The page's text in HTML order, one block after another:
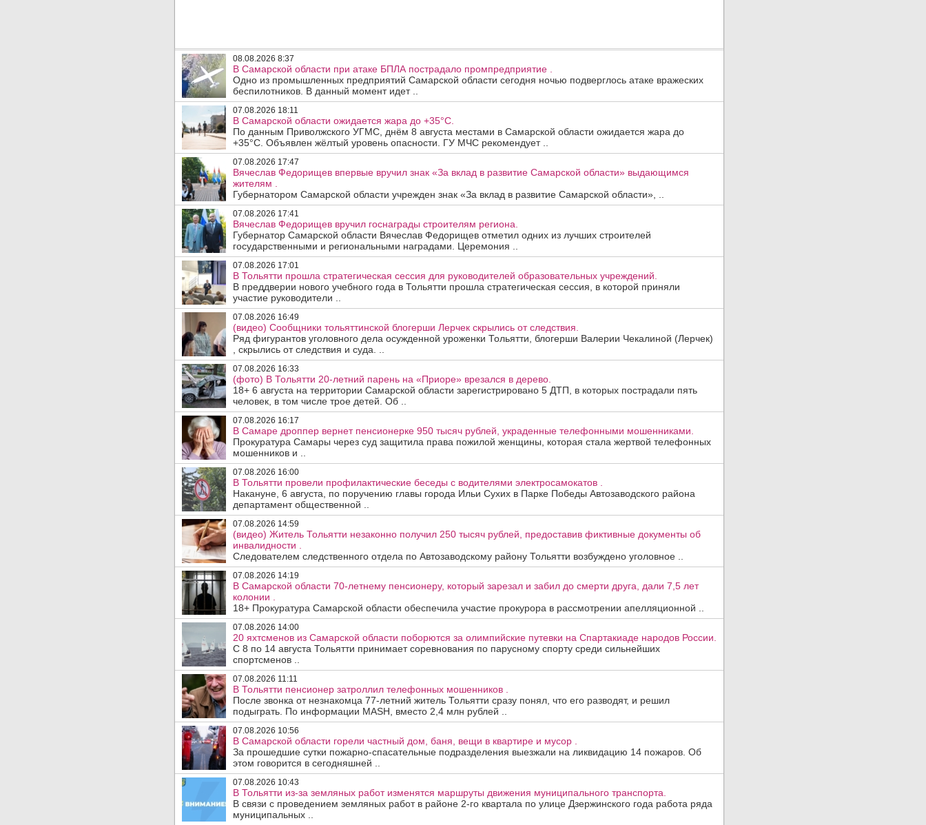
08.08.2026 8:37
В Самарской области при атаке БПЛА пострадало промпредприятие .
Одно из промышленных предприятий Самарской области сегодня ночью подверглось атаке вражеских
беспилотников. В данный момент идет ..
07.08.2026 18:11
В Самарской области ожидается жара до +35°C.
По данным Приволжского УГМС, днём 8 августа местами в Самарской области ожидается жара до
+35°C. Объявлен жёлтый уровень опасности. ГУ МЧС рекомендует ..
07.08.2026 17:47
Вячеслав Федорищев впервые вручил знак «За вклад в развитие Самарской области» выдающимся
жителям .
Губернатором Самарской области учрежден знак «За вклад в развитие Самарской области», ..
07.08.2026 17:41
Вячеслав Федорищев вручил госнаграды строителям региона.
Губернатор Самарской области Вячеслав Федорищев отметил одних из лучших строителей
государственными и региональными наградами. Церемония ..
07.08.2026 17:01
В Тольятти прошла стратегическая сессия для руководителей образовательных учреждений.
В преддверии нового учебного года в Тольятти прошла стратегическая сессия, в которой приняли
участие руководители ..
07.08.2026 16:49
(видео) Сообщники тольяттинской блогерши Лерчек скрылись от следствия.
Ряд фигурантов уголовного дела осужденной уроженки Тольятти, блогерши Валерии Чекалиной (Лерчек)
, скрылись от следствия и суда. ..
07.08.2026 16:33
(фото) В Тольятти 20-летний парень на «Приоре» врезался в дерево.
18+ 6 августа на территории Самарской области зарегистрировано 5 ДТП, в которых пострадали пять
человек, в том числе трое детей. Об ..
07.08.2026 16:17
В Самаре дроппер вернет пенсионерке 950 тысяч рублей, украденные телефонными мошенниками.
Прокуратура Самары через суд защитила права пожилой женщины, которая стала жертвой телефонных
мошенников и ..
07.08.2026 16:00
В Тольятти провели профилактические беседы с водителями электросамокатов .
Накануне, 6 августа, по поручению главы города Ильи Сухих в Парке Победы Автозаводского района
департамент общественной ..
07.08.2026 14:59
(видео) Житель Тольятти незаконно получил 250 тысяч рублей, предоставив фиктивные документы об
инвалидности .
Следователем следственного отдела по Автозаводскому району Тольятти возбуждено уголовное ..
07.08.2026 14:19
В Самарской области 70-летнему пенсионеру, который зарезал и забил до смерти друга, дали 7,5 лет
колонии .
18+ Прокуратура Самарской области обеспечила участие прокурора в рассмотрении апелляционной ..
07.08.2026 14:00
20 яхтсменов из Самарской области поборются за олимпийские путевки на Спартакиаде народов России.
С 8 по 14 августа Тольятти принимает соревнования по парусному спорту среди сильнейших
спортсменов ..
07.08.2026 11:11
В Тольятти пенсионер затроллил телефонных мошенников .
После звонка от незнакомца 77-летний житель Тольятти сразу понял, что его разводят, и решил
подыграть. По информации MASH, вместо 2,4 млн рублей ..
07.08.2026 10:56
В Самарской области горели частный дом, баня, вещи в квартире и мусор .
За прошедшие сутки пожарно-спасательные подразделения выезжали на ликвидацию 14 пожаров. Об
этом говорится в сегодняшней ..
07.08.2026 10:43
В Тольятти из-за земляных работ изменятся маршруты движения муниципального транспорта.
В связи с проведением земляных работ в районе 2-го квартала по улице Дзержинского года работа ряда
муниципальных ..